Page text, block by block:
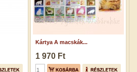
Kártya A macskák...
1 970 Ft